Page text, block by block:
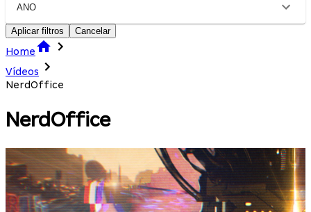
ANO
Aplicar filtros Cancelar
Home
Vídeos
NerdOffice
NerdOffice